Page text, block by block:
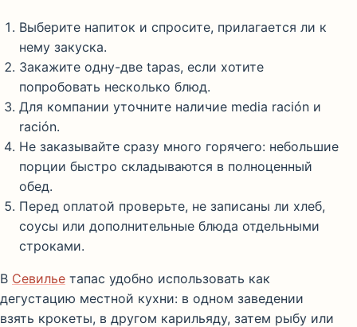
Выберите напиток и спросите, прилагается ли к
нему закуска.
Закажите одну-две tapas, если хотите
попробовать несколько блюд.
Для компании уточните наличие media ración и
ración.
Не заказывайте сразу много горячего: небольшие
порции быстро складываются в полноценный
обед.
Перед оплатой проверьте, не записаны ли хлеб,
соусы или дополнительные блюда отдельными
строками.
В Севилье тапас удобно использовать как
дегустацию местной кухни: в одном заведении
взять крокеты, в другом карильяду, затем рыбу или